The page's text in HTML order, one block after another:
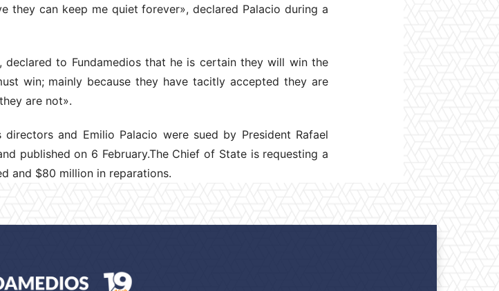
they can keep me quiet forever», declared Palacio during a
declared to Fundamedios that he is certain they will win the
win; mainly because they have tacitly accepted they are
are not».
and Emilio Palacio were sued by President Rafael
published on 6 February.The Chief of State is requesting a
and $80 million in reparations.